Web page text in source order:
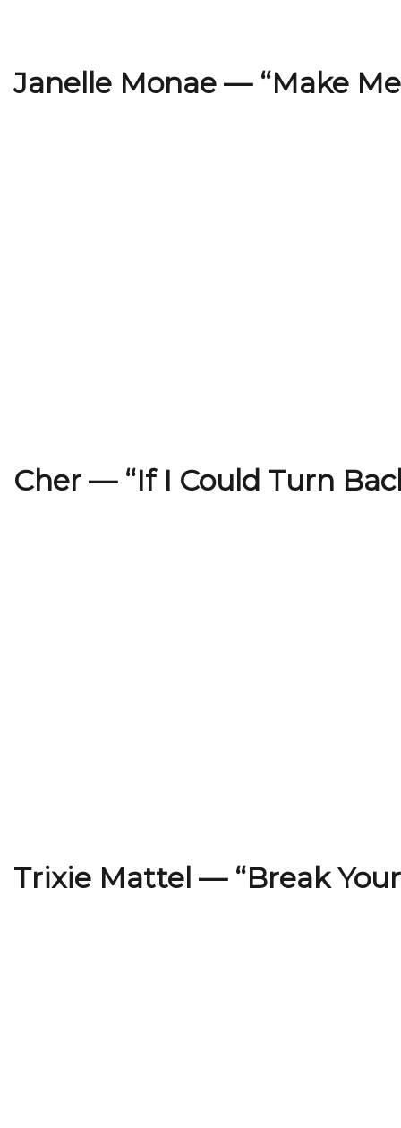
Janelle Monae — “Make Me
Cher — “If I Could Turn
Trixie Mattel — “Break